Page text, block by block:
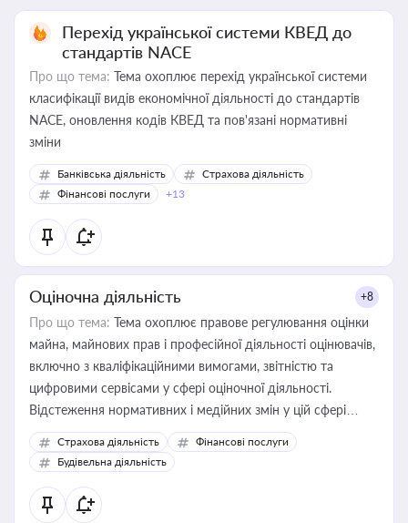
Перехід української системи КВЕД до
стандартів NACE
Про що тема: Тема охоплює перехід української системи
класифікації видів економічної діяльності до стандартів
NACE, оновлення кодів КВЕД та пов'язані нормативні
зміни
Банківська діяльність
Страхова діяльність
Фінансові послуги
+13
Оціночна діяльність +8
Про що тема: Тема охоплює правове регулювання оцінки
майна, майнових прав і професійної діяльності оцінювачів,
включно з кваліфікаційними вимогами, звітністю та
цифровими сервісами у сфері оціночної діяльності.
Відстеження нормативних і медійних змін у цій сфері
корисне для власника бізнесу, керівника, юриста або
бухгалтера під час оподаткування, приватизації, оренди
державного майна, корпоративних угод і перевірки
статусу суб'єктів оціночної діяльності
Страхова діяльність
Фінансові послуги
Будівельна діяльність